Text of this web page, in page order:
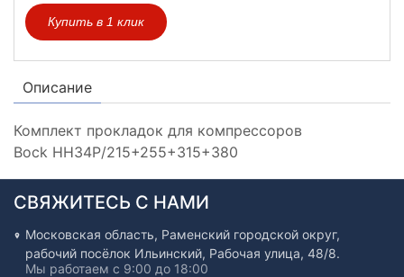
Купить в 1 клик
Описание
Комплект прокладок для компрессоров
Bock HH34P/215+255+315+380
СВЯЖИТЕСЬ С НАМИ
Московская область, Раменский городской округ,
рабочий посёлок Ильинский, Рабочая улица, 48/8.
Мы работаем с 9:00 до 18:00